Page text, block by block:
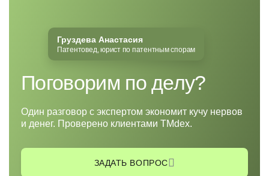
Поговорим по делу?
Один разговор с экспертом экономит кучу нервов
и денег. Проверено клиентами TMdex.
ЗАДАТЬ ВОПРОС
Груздева Анастасия
Патентовед, юрист по патентным спорам